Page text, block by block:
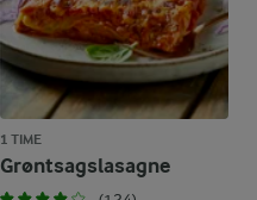
1 TIME
Grøntsagslasagne